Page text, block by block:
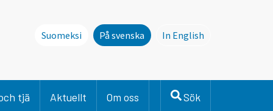
Suomeksi På svenska
In English
tjä Aktuellt Om oss Sök